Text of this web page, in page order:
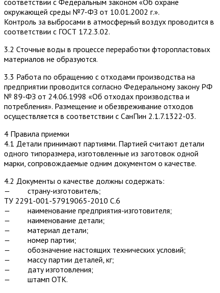
соответствии с Федеральным законом «Об охране
окружающей среды №7-ФЗ от 10.01.2002 г.».
Контроль за выбросами в атмосферный воздух проводится в
соответствии с ГОСТ 17.2.3.02.
3.2 Сточные воды в процессе переработки фторопластовых
материалов не образуются.
3.3 Работа по обращению с отходами производства на
предприятии проводится согласно Федеральному закону РФ
№ 89-ФЗ от 24.06.1998 «Об отходах производства и
потребления». Размещение и обезвреживание отходов
осуществляется в соответствии с СанПин 2.1.7.1322-03.
4 Правила приемки
4.1 Детали принимают партиями. Партией считают детали
одного типоразмера, изготовленные из заготовок одной
марки, сопровождаемые одним документом о качестве.
4.2 Документы о качестве должны содержать:
— страну-изготовитель;
ТУ 2291-001-57919065-2010 С.6
— наименование предприятия-изготовителя;
— наименование детали;
— материал детали;
— номер партии;
— обозначение настоящих технических условий;
— массу партии деталей, кг;
— дату изготовления;
— штамп ОТК.